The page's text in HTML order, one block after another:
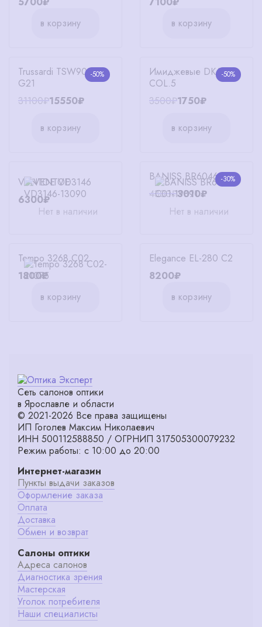
в корзину
в корзину
-50%
Trussardi TSW9012
G21
31100₽15550₽
в корзину
-50%
Имиджевые DK6621
COL.5
3500₽1750₽
в корзину
VENTOE VD3146
6300₽
Нет в наличии
-30%
BANISS BR6046 C01
4300₽3010₽
Нет в наличии
Tempo 3268 C02
1800₽
в корзину
Elegance EL-280 C2
8200₽
в корзину
Сеть салонов оптики
в Ярославле и области
© 2021-2026 Все права защищены
ИП Гоголев Максим Николаевич
ИНН 500112588850 / ОГРНИП 317505300079232
Режим работы: с 10:00 до 20:00
Интернет-магазин
Пункты выдачи заказов
Оформление заказа
Оплата
Доставка
Обмен и возврат
Салоны оптики
Адреса салонов
Диагностика зрения
Мастерская
Уголок потребителя
Наши специалисты